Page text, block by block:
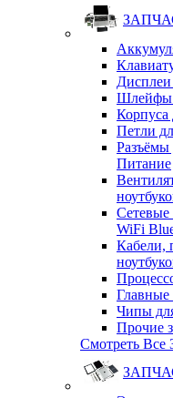
Шлейфы
Корпуса
Петли
Разъёмы
Питание
Сетевые
WiFi
Кабели,
Главные
Чипы
Прочие
Смотреть